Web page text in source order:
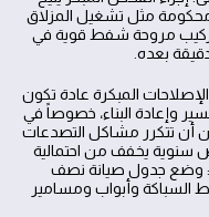
محكومة مثل تشغيل المزلاق
تركيب مروحة شفط قوية في
الإصلاحات المبكرة عادة تكون
وإعادة البناء، خصوصاً في
أن تتكرر مشاكل التصدعات
سنوية يخفف من احتمالية
وضع جدول صيانة نصف
وأبواب ومسامير